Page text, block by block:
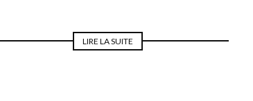
LIRE LA SUITE